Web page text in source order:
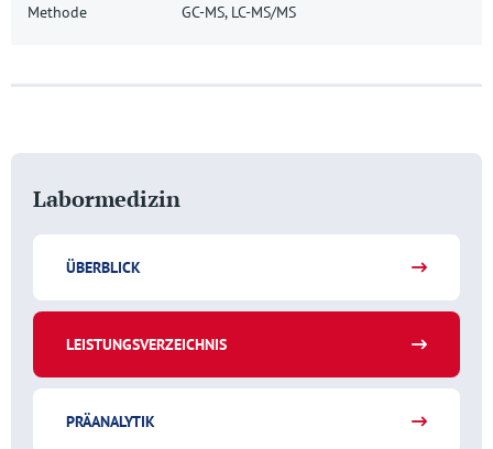
Labormedizin
ÜBERBLICK
LEISTUNGSVERZEICHNIS
PRÄANALYTIK
Methode GC-MS, LC-MS/MS